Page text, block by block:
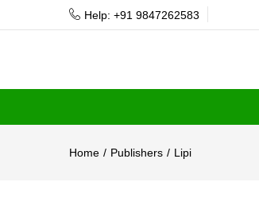
Help: +91 9847262583
Home Publishers Lipi